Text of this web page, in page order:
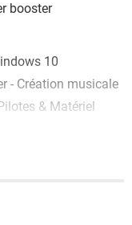
booster
10
- Création musicale
& Matériel
Pilotes & Matériel